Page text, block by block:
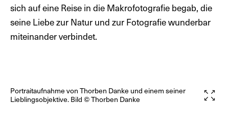
sich auf eine Reise in die Makrofotografie begab, die
seine Liebe zur Natur und zur Fotografie wunderbar
miteinander verbindet.
Portraitaufnahme von Thorben Danke und einem seiner
Lieblingsobjektive. Bild © Thorben Danke